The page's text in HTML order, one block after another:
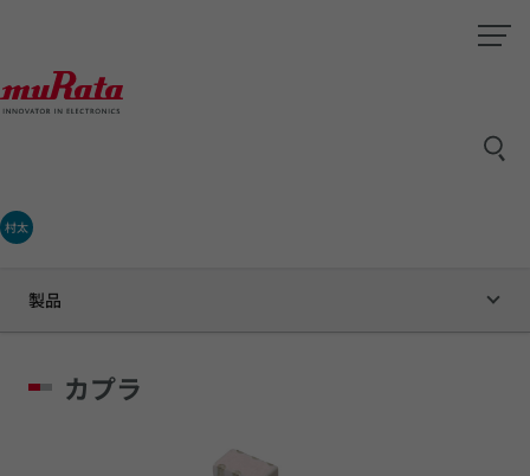
村太
製品
カプラ